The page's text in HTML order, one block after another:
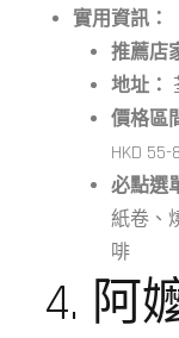
實用資訊：
推薦店
地址：
價格區
HKD
必點選
紙卷、
啡
4. 阿